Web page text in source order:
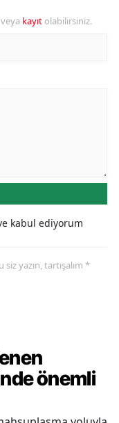
kayıt olabilirsiniz.
kabul ediyorum
yazın, tartışalım *
önemli